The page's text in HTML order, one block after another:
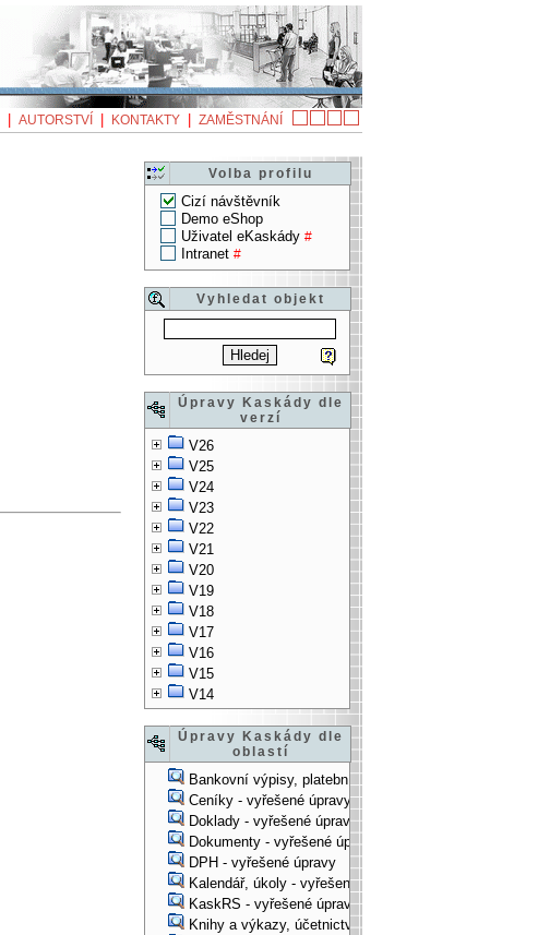
AUTORSTVÍ KONTAKTY ZAMĚSTNÁNÍ
Volba profilu
Cizí návštěvník
Demo eShop
Uživatel eKaskády #
Intranet #
Vyhledat objekt
Úpravy Kaskády dle
verzí
V26
V25
V24
V23
V22
V21
V20
V19
V18
V17
V16
V15
V14
Úpravy Kaskády dle
oblastí
Bankovní výpisy, platební příkazy - vyřešené úpravy
Ceníky - vyřešené úpravy
Doklady - vyřešené úpravy
Dokumenty - vyřešené úpravy
DPH - vyřešené úpravy
Kalendář, úkoly - vyřešené úpravy
KaskRS - vyřešené úpravy
Knihy a výkazy, účetnictví - vyřešené úpravy